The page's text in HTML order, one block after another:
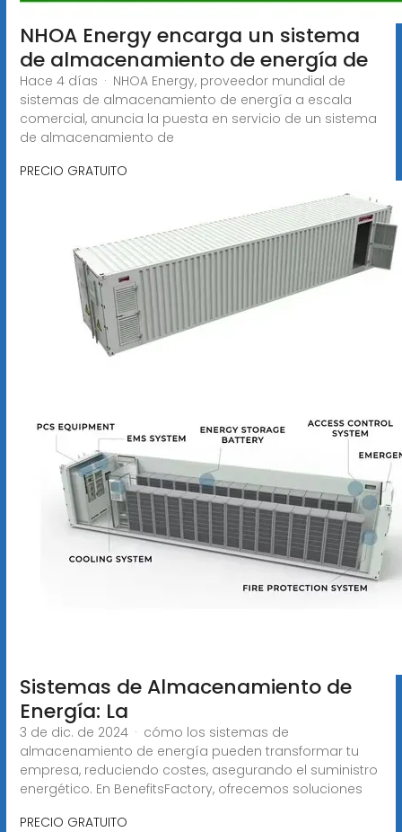
NHOA Energy encarga un sistema
de almacenamiento de energía de
Hace 4 días · NHOA Energy, proveedor mundial de
sistemas de almacenamiento de energía a escala
comercial, anuncia la puesta en servicio de un sistema
de almacenamiento de
PRECIO GRATUITO
Sistemas de Almacenamiento de
Energía: La
3 de dic. de 2024 · cómo los sistemas de
almacenamiento de energía pueden transformar tu
empresa, reduciendo costes, asegurando el suministro
energético. En BenefitsFactory, ofrecemos soluciones
PRECIO GRATUITO